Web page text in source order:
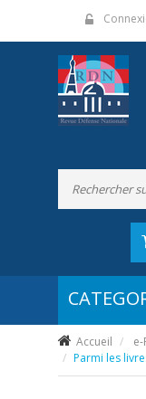
Accueil e-
Parmi les